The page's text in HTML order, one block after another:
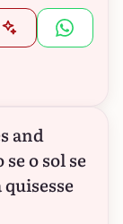
and
o sol se